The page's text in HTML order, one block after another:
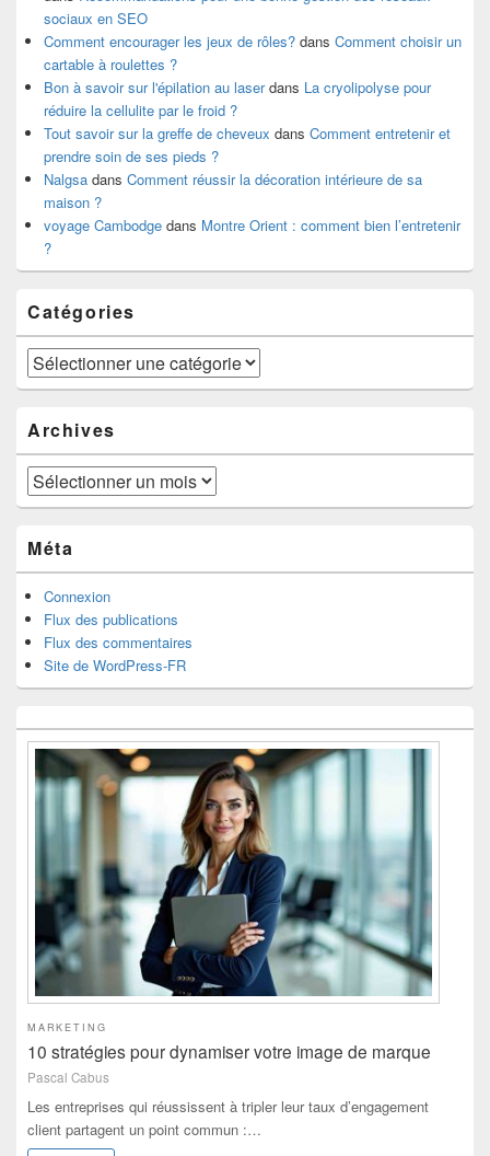
sociaux en SEO
Comment encourager les jeux de rôles? dans Comment choisir un
cartable à roulettes ?
Bon à savoir sur l'épilation au laserdans La cryolipolyse pour
réduire la cellulite par le froid ?
Tout savoir sur la greffe de cheveux dans Comment entretenir et
prendre soin de ses pieds ?
Nalgsa dans Comment réussir la décoration intérieure de sa
maison ?
voyage Cambodge dans Montre Orient : comment bien l’entretenir
?
Catégories
Catégories
Archives
Archives
Méta
Connexion
Flux des publications
Flux des commentaires
Site de WordPress-FR
MARKETING
10 stratégies pour dynamiser votre image de marque
Pascal Cabus
Les entreprises qui réussissent à tripler leur taux d’engagement
client partagent un point commun :…